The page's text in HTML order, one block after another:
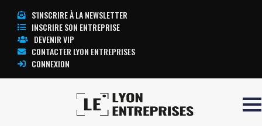
S'INSCRIRE À LA NEWSLETTER
INSCRIRE SON ENTREPRISE
DEVENIR VIP
CONTACTER LYON ENTREPRISES
CONNEXION
Comment préparer un voyage
TOUTE L’ACTUALITÉ LYON